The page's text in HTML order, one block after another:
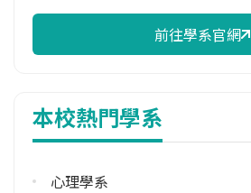
113學年度下學期
雙主修人數
113學年度上學期
前往學系官網
本校熱門學系
心理學系